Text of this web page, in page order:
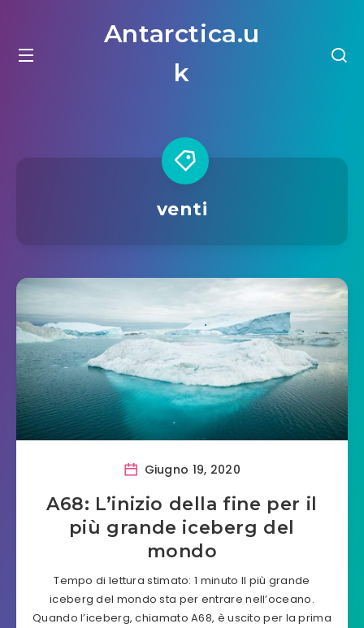
Antarctica.u
k
venti
Giugno 19, 2020
A68: L’inizio della fine per il
più grande iceberg del
mondo
Tempo di lettura stimato: 1 minuto Il più grande
iceberg del mondo sta per entrare nell’oceano.
Quando l’iceberg, chiamato A68, è uscito per la prima